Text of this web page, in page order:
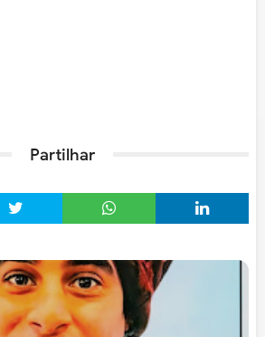
Partilhar